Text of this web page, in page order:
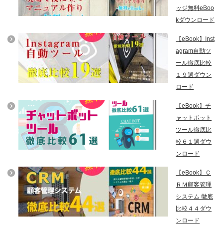
ッジ無料eBoo
kダウンロード
【eBook】Inst
agram自動ツ
ール徹底比較
１９選ダウン
ロード
【eBook】チ
ャットボット
ツール徹底比
較６１選ダウ
ンロード
【eBook】Ｃ
ＲＭ顧客管理
システム 徹底
比較４４ダウ
ンロード